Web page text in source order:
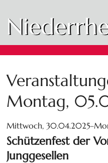
Montag,
Mittwoch,
Schützenfest der
Junggesellen